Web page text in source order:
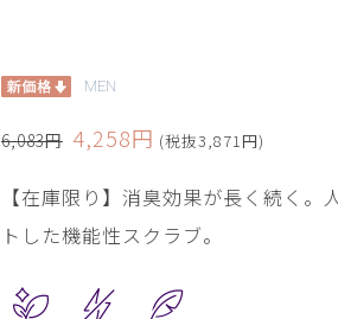
MEN
6,083円 4,258円 (税抜3,871円)
【在庫限り】消臭効果が長く続く
トした機能性スクラブ。